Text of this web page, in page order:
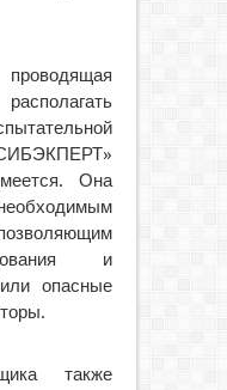
Она
и
опасные
также